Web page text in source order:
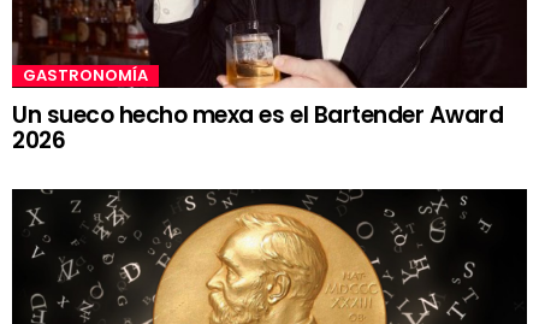
GASTRONOMÍA
Un sueco hecho mexa es el Bartender Award
2026